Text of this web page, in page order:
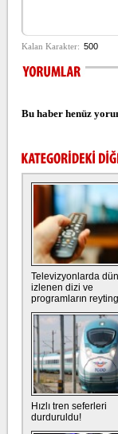
Bu haber henüz
Televizyonlarda
izlenen dizi ve
programların
Hızlı tren seferleri
durduruldu!